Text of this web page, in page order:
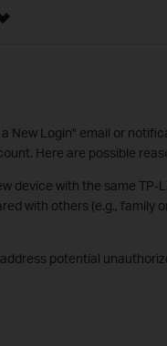
New Login" email or
Here are possible
device with the same TP-
with others (e.g.,
potential